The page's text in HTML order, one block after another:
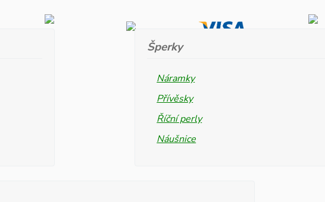
Šperky
Náramky
Přívěsky
Říční perly
Náušnice